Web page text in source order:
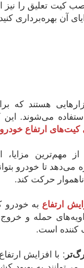
تعلیق را نیز
آن بهره‌برداری
هستند که
می‌شوند. این
کیت‌های ارتفاع خودرو
مهم‌ترین
تا خودرو
حرکت کند.
ارتفاع به خودرو
کننده است.
: با افزایش